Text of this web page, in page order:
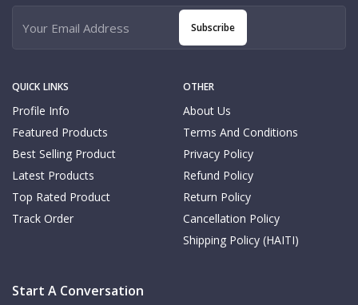
QUICK LINKS
Profile Info
Featured Products
Best Selling Product
Latest Products
Top Rated Product
Track Order
OTHER
About Us
Terms And Conditions
Privacy Policy
Refund Policy
Return Policy
Cancellation Policy
Shipping Policy (HAITI)
Subscribe
Start A Conversation